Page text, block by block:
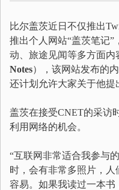
比尔盖茨近日不仅推出
推出个人网站“盖茨笔记
动、旅途见闻等多方面内
Notes），该网站发布的
还计划允许大家关于他提
盖茨在接受CNET的采访
利用网络的机会。
“互联网非常适合我参与
时，会有非常多照片，
容易。如果我读过一本